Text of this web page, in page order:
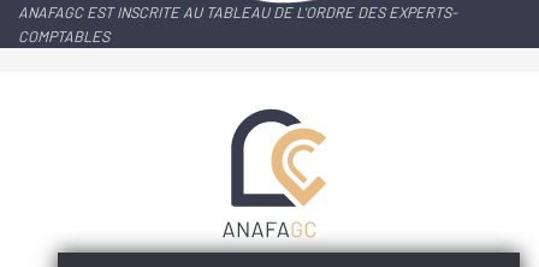
ANAFAGC EST INSCRITE AU TABLEAU DE L'ORDRE DES EXPERTS-
COMPTABLES